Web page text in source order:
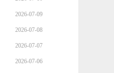
2026-07-09
2026-07-08
2026-07-07
2026-07-06